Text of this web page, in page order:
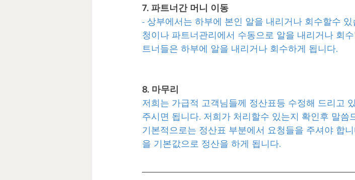
7. 파트너간 머니 이동
- 상부에서는 하부에 본인 알을 내리거나 회수할수
청이나 파트너관리에서 수동으로 알을 내리거나 회
트너들은 하부에 알을 내리거나 회수하게 됩니다.
8. 마무리
저희는 가급적 고객님들께 정산표등 수정해 드리고
주시면 됩니다. 저희가 처리할수 있는지 확인후 말씀
기본적으로는 정산표 부분에서 요청들을 주셔야 합
을 기본값으로 정산을 하게 됩니다.